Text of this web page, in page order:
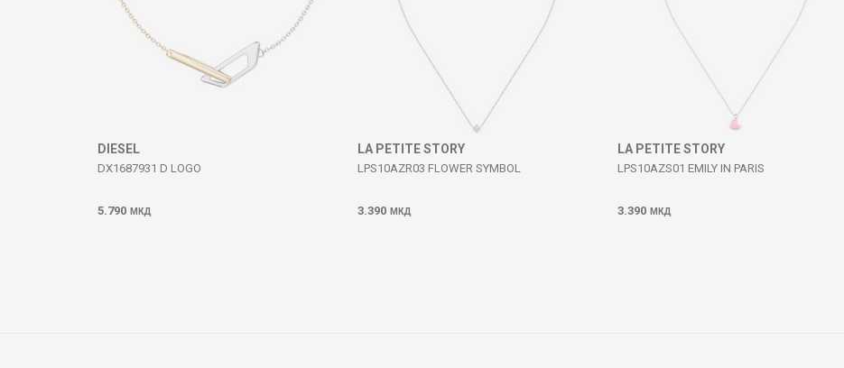
DIESEL
DX1687931 D LOGO
5.790 МКД
LA PETITE STORY
LPS10AZR03 FLOWER SYMBOL
3.390 МКД
LA PETITE STORY
LPS10AZS01 EMILY IN PARIS
3.390 МКД